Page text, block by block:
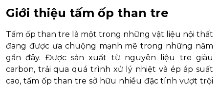
Giới thiệu tấm ốp than tre
Tấm ốp than tre là một trong những vật liệu nội thất
đang được ưa chuộng mạnh mẽ trong những năm
gần đây. Được sản xuất từ nguyên liệu tre giàu
carbon, trải qua quá trình xử lý nhiệt và ép áp suất
cao, tấm ốp than tre sở hữu nhiều đặc tính vượt trội